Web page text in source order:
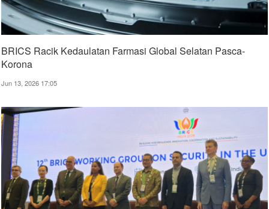
BRICS Racik Kedaulatan Farmasi Global Selatan Pasca-
Korona
Jun 13, 2026 17:05